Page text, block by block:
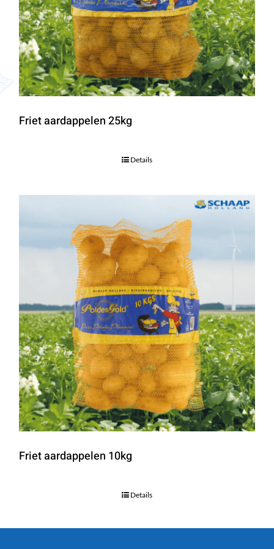
Friet aardappelen 25kg
Details
Friet aardappelen 10kg
Details